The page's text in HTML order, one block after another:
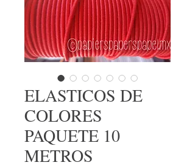
ELASTICOS DE
COLORES
PAQUETE 10
METROS